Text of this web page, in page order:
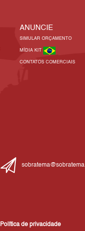
ANUNCIE
SIMULAR ORÇAMENTO
MÍDIA KIT
CONTATOS COMERCIAIS
Política de privacidade